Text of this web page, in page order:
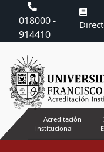
018000 -
914410
Acreditación
institucional